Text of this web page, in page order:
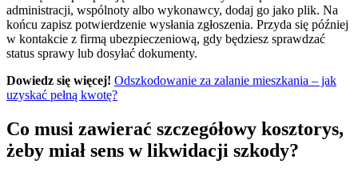
administracji, wspólnoty albo wykonawcy, dodaj go jako plik. Na
końcu zapisz potwierdzenie wysłania zgłoszenia. Przyda się później
w kontakcie z firmą ubezpieczeniową, gdy będziesz sprawdzać
status sprawy lub dosyłać dokumenty.
Dowiedz się więcej! Odszkodowanie za zalanie mieszkania – jak
uzyskać pełną kwotę?
Co musi zawierać szczegółowy kosztorys,
żeby miał sens w likwidacji szkody?